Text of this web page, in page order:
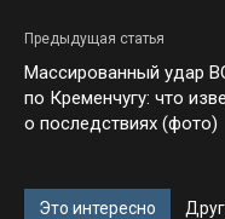
Предыдущая статья
Массированный удар
по Кременчугу: что
о последствиях (фото)
Это интересно